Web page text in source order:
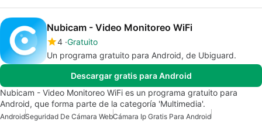
Nubicam - Video Monitoreo WiFi
4 Gratuito
Un programa gratuito para Android, de Ubiguard.
Descargar gratis para Android
Nubicam - Video Monitoreo WiFi es un programa gratuito para
Android, que forma parte de la categoría 'Multimedia'.
AndroidSeguridad De Cámara WebCámara Ip Gratis Para Android